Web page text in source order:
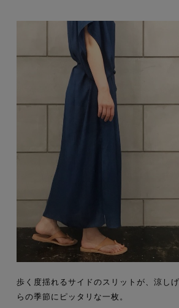
歩く度揺れるサイドのスリットが、涼し
らの季節にピッタリな一枚。